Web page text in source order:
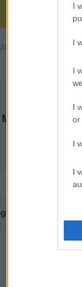
I
I
I
I
or
I
I
az RTL+-on!
Wanted -
az RTL.hu az